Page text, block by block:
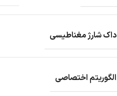
داک شارژ مغناطیسی
الگوریتم اختصاصی